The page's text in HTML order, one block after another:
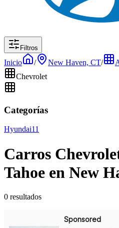
Filtros
Inicio
/ New Haven, CT/
Chevrolet
Categorías
Hyundai11
Carros
Tahoe en New
0 resultados